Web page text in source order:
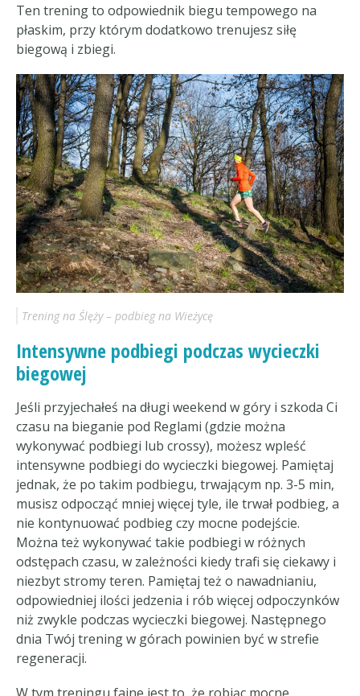
Ten trening to odpowiednik biegu tempowego na
płaskim, przy którym dodatkowo trenujesz siłę
biegową i zbiegi.
Trening na Ślęży – podbieg na Wieżycę
Intensywne podbiegi podczas wycieczki
biegowej
Jeśli przyjechałeś na długi weekend w góry i szkoda Ci
czasu na bieganie pod Reglami (gdzie można
wykonywać podbiegi lub crossy), możesz wpleść
intensywne podbiegi do wycieczki biegowej. Pamiętaj
jednak, że po takim podbiegu, trwającym np. 3-5 min,
musisz odpocząć mniej więcej tyle, ile trwał podbieg, a
nie kontynuować podbieg czy mocne podejście.
Można też wykonywać takie podbiegi w różnych
odstępach czasu, w zależności kiedy trafi się ciekawy i
niezbyt stromy teren. Pamiętaj też o nawadnianiu,
odpowiedniej ilości jedzenia i rób więcej odpoczynków
niż zwykle podczas wycieczki biegowej. Następnego
dnia Twój trening w górach powinien być w strefie
regeneracji.